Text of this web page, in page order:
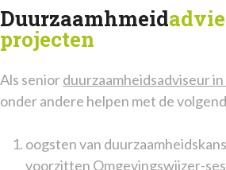
Duurzaamhmeid
projecten
Als seniorduurzaamheidsadviseur
onder andere helpen met de
oogsten van
voorzitten Omgevingswijzer-